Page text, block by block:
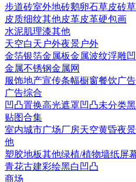
步道砖室外地砖鹅卵石草皮砖
皮质细纹其他皮革皮革硬包画
水泥肌理漆其他
天空白天户外夜景户外
金箔银箔金属板金属波纹浮雕
金属不锈钢金属网
服饰地产宣传条幅橱窗餐饮广告
广告综合
凹凸置换高光遮罩凹凸未分类
贴图合集
室内城市广场厂房天空黄昏夜景
他
塑胶地板其他绿植/植物墙纸屏
青花古建彩绘黑白凹凸
商场